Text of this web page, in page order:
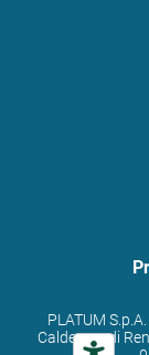
PLATUM
Calderara di